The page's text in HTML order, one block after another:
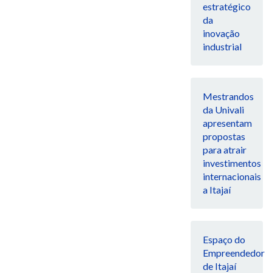
estratégico
da
inovação
industrial
Mestrandos
da Univali
apresentam
propostas
para atrair
investimentos
internacionais
a Itajaí
Espaço do
Empreendedor
de Itajaí